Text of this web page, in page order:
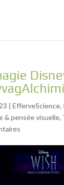
| EfferveScience,
& pensée visuelle,